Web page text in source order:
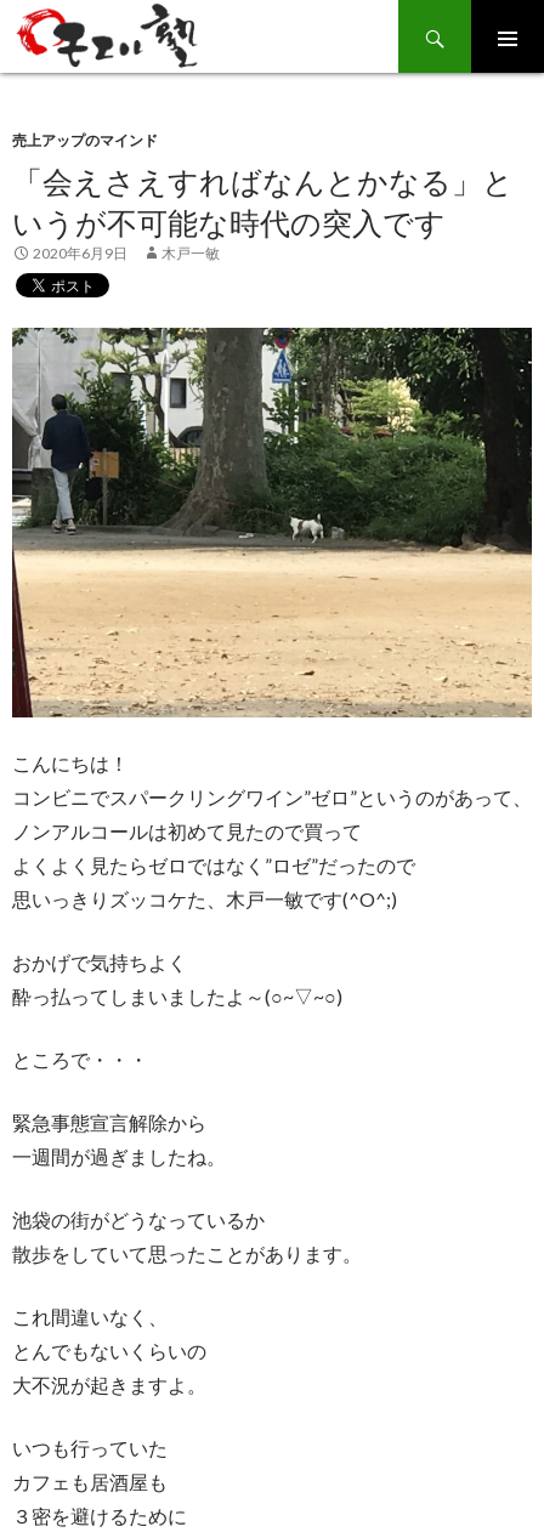
Search
SKIP
TO
売上アップのマインド
「会えさえすればなんとかなる」と
いうが不可能な時代の突入です
2020年6月9日 木戸一敏
こんにちは！
コンビニでスパークリングワイン”ゼロ”というのがあって、
ノンアルコールは初めて見たので買って
よくよく見たらゼロではなく”ロゼ”だったので
思いっきりズッコケた、木戸一敏です(^O^;)
おかげで気持ちよく
酔っ払ってしまいましたよ～(○~▽~○)
ところで・・・
緊急事態宣言解除から
一週間が過ぎましたね。
池袋の街がどうなっているか
散歩をしていて思ったことがあります。
これ間違いなく、
とんでもないくらいの
大不況が起きますよ。
いつも行っていた
カフェも居酒屋も
３密を避けるために